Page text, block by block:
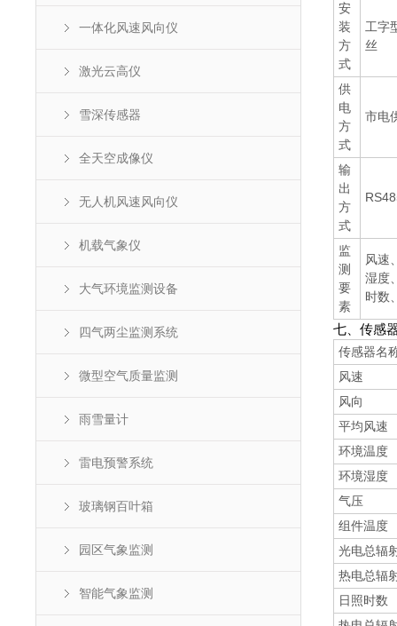
一体化风速风向仪
激光云高仪
雪深传感器
全天空成像仪
无人机风速风向仪
机载气象仪
大气环境监测设备
四气两尘监测系统
微型空气质量监测
雨雪量计
雷电预警系统
玻璃钢百叶箱
园区气象监测
智能气象监测
安
装
方
式
工字
丝
供
电
方
式
市电
输
出
方
式
监
测
要
素
风速
湿度
时数
七、传感
传感器名
风速
风向
平均风速
环境温度
环境湿度
气压
组件温度
光电总辐
热电总辐
日照时数